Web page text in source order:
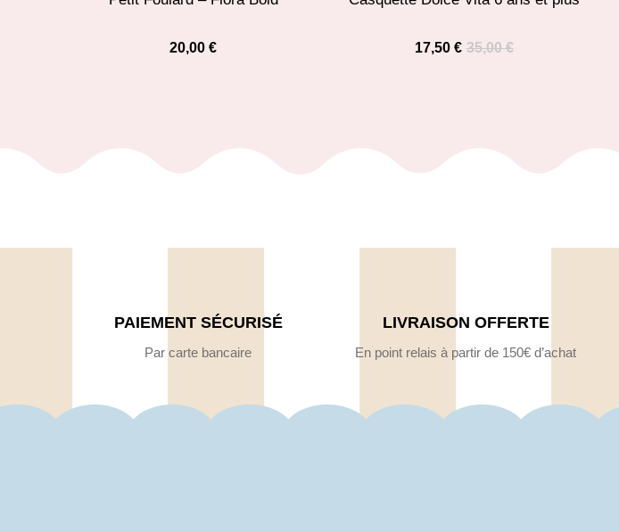
20,00€ 35,00€
17,50 €
PAIEMENT SÉCURISÉ
Par carte bancaire
LIVRAISON OFFERTE
En point relais à partir de 150€ d’achat